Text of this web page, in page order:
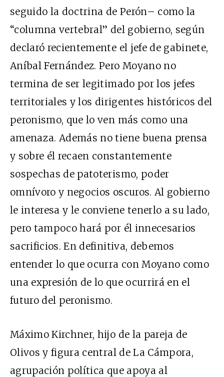
seguido la doctrina de Perón– como la
“columna vertebral” del gobierno, según
declaró recientemente el jefe de gabinete,
Aníbal Fernández. Pero Moyano no
termina de ser legitimado por los jefes
territoriales y los dirigentes históricos del
peronismo, que lo ven más como una
amenaza. Además no tiene buena prensa
y sobre él recaen constantemente
sospechas de patoterismo, poder
omnívoro y negocios oscuros. Al gobierno
le interesa y le conviene tenerlo a su lado,
pero tampoco hará por él innecesarios
sacrificios. En definitiva, debemos
entender lo que ocurra con Moyano como
una expresión de lo que ocurrirá en el
futuro del peronismo.
Máximo Kirchner, hijo de la pareja de
Olivos y figura central de La Cámpora,
agrupación política que apoya al